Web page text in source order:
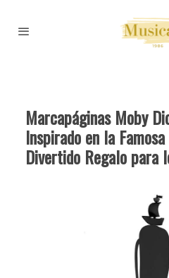
Marcapáginas Moby
Inspirado en la
Divertido Regalo para